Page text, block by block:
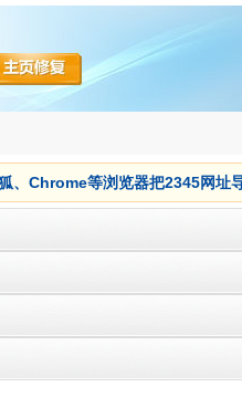
、Chrome等浏览器把2345网址